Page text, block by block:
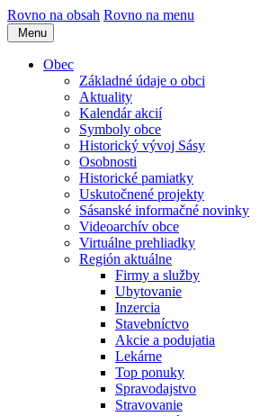
Rovno na obsah Rovno na menu
Menu
Obec
Základné údaje o obci
Aktuality
Kalendár akcií
Symboly obce
Historický vývoj Sásy
Osobnosti
Historické pamiatky
Uskutočnené projekty
Sásanské informačné novinky
Videoarchív obce
Virtuálne prehliadky
Región aktuálne
Firmy a služby
Ubytovanie
Inzercia
Stavebníctvo
Akcie a podujatia
Lekárne
Top ponuky
Spravodajstvo
Stravovanie